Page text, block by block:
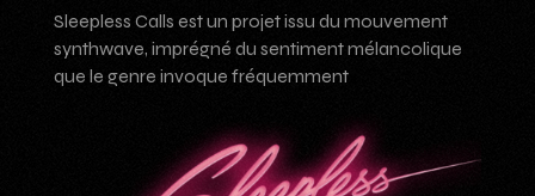
Sleepless Calls est un projet issu du mouvement
synthwave, imprégné du sentiment mélancolique
que le genre invoque fréquemment